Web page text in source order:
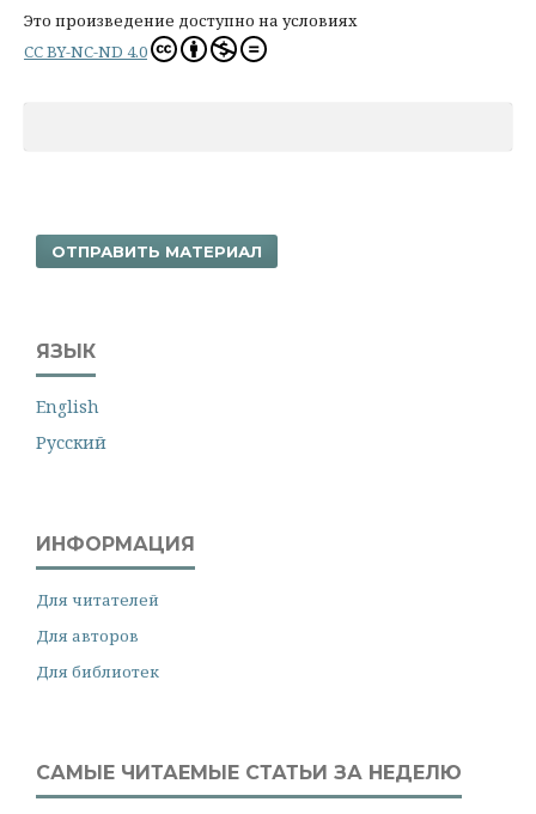
Это произведение доступно на условиях
CC BY-NC-ND 4.0
ОТПРАВИТЬ МАТЕРИАЛ
ЯЗЫК
English
Русский
ИНФОРМАЦИЯ
Для читателей
Для авторов
Для библиотек
САМЫЕ ЧИТАЕМЫЕ СТАТЬИ ЗА НЕДЕЛЮ